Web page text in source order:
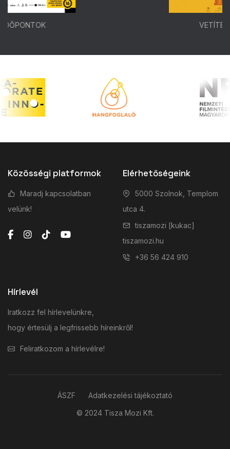
Közösségi platformok
Maradj kapcsolatban
velünk!
Elérhetőségeink
5000 Szolnok, Templom
utca 4.
tiszamozi [kukac]
tiszamozi.hu
+36 56 424 910
Hírlevél
Iratkozz fel hírlevelünkre,
hogy értesülj a legfrissebb híreinkről!
Feliratkozom a hírlevélre!
© 2024 Tisza Mozi Kft.
ÁSZF Adatkezelési tájékoztató